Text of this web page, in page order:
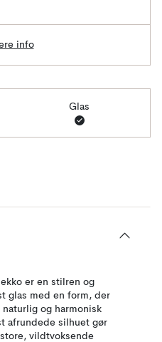
info
Glas
er en stilren og
glas med en form, der
og harmonisk
afrundede silhuet gør
vildtvoksende